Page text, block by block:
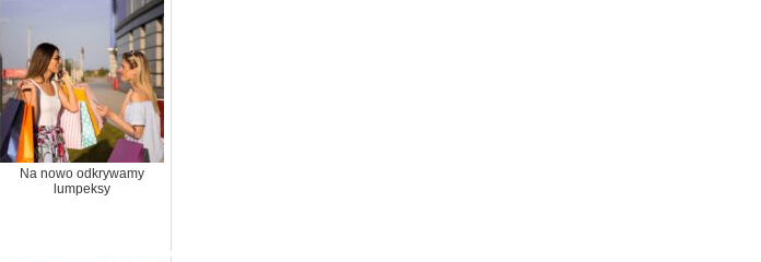
Na nowo odkrywamy
lumpeksy